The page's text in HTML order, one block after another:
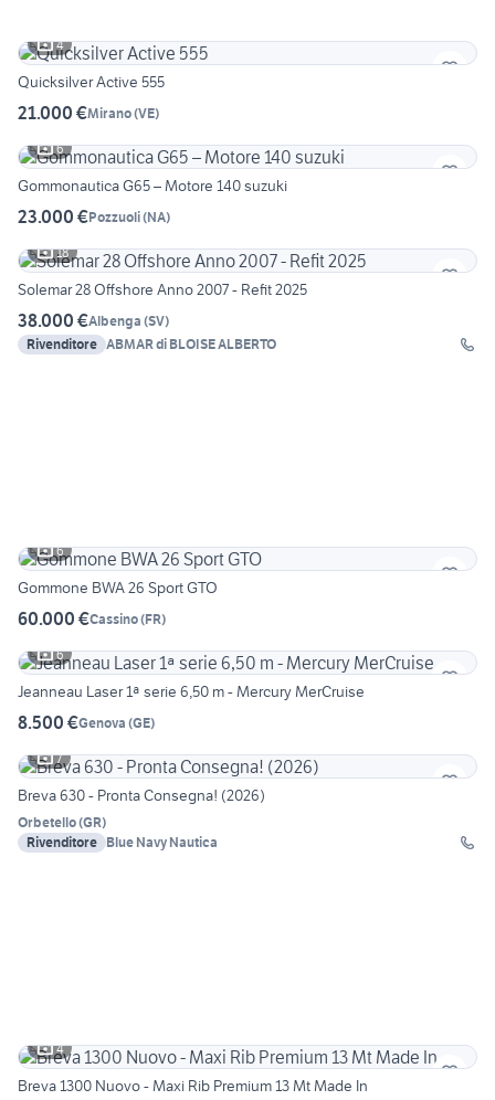
4
Quicksilver Active 555
21.000 €Mirano(VE)
6
Gommonautica G65 – Motore 140 suzuki
23.000 €Pozzuoli(NA)
18
Solemar 28 Offshore Anno 2007 - Refit 2025
38.000 €Albenga (SV)
Rivenditore ABMAR di BLOISE ALBERTO
6
Gommone BWA 26 Sport GTO
60.000 €Cassino(FR)
6
Jeanneau Laser 1ª serie 6,50 m - Mercury MerCruise
8.500 €Genova (GE)
7
Breva 630 - Pronta Consegna! (2026)
Orbetello(GR)
Rivenditore Blue Navy Nautica
4
Breva 1300 Nuovo - Maxi Rib Premium 13 Mt Made In